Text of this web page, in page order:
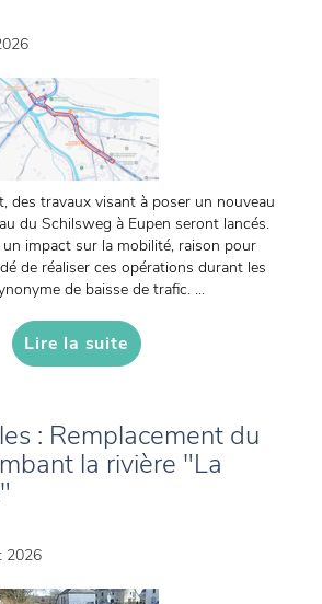
des travaux visant à poser un nouveau
du Schilsweg à Eupen seront lancés.
impact sur la mobilité, raison pour
de réaliser ces opérations durant les
de baisse de trafic. ...
Lire la suite
: Remplacement du
la rivière "La
2026